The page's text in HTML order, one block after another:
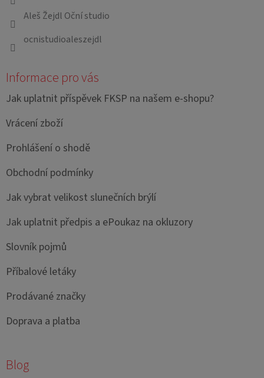
Aleš Žejdl Oční studio
ocnistudioaleszejdl
Informace pro vás
Jak uplatnit příspěvek FKSP na našem e-shopu?
Vrácení zboží
Prohlášení o shodě
Obchodní podmínky
Jak vybrat velikost slunečních brýlí
Jak uplatnit předpis a ePoukaz na okluzory
Slovník pojmů
Příbalové letáky
Prodávané značky
Doprava a platba
Blog